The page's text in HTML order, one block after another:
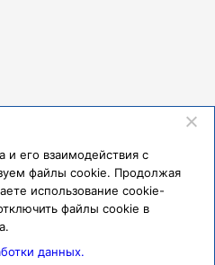
бюджетное образовательное
«Самарский
Федерации». Клиники СамГМУ
данных
и его взаимодействия с
файлы cookie. Продолжая
использование cookie-
файлы cookie в
данных.